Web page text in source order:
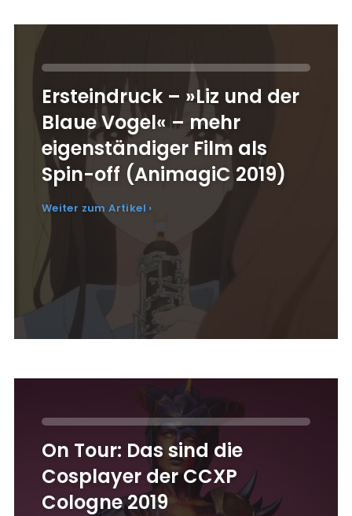
Ersteindruck – »Liz und der
Blaue Vogel« – mehr
eigenständiger Film als
Spin-off (AnimagiC 2019)
Weiter zum Artikel ›
On Tour: Das sind die
Cosplayer der CCXP
Cologne 2019